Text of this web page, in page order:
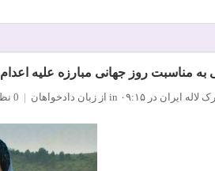
به مناسبت روز جهانی مبارزه علیه اعدام
لاله ایران در ۰۹:۱۵ in از زبان دادخواهان | 0 نظر